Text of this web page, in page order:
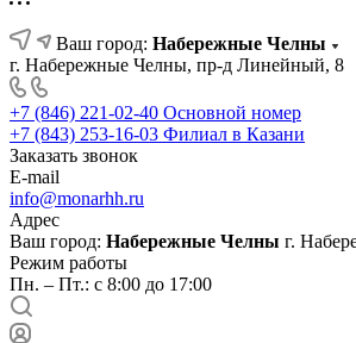
Ваш город: Набережные Челны
г. Набережные Челны, пр-д Линейный, 8
+7 (846) 221-02-40 Основной номер
+7 (843) 253-16-03 Филиал в Казани
Заказать звонок
E-mail
info@monarhh.ru
Адрес
Ваш город: Набережные Челны г.
Режим работы
Пн. – Пт.: с 8:00 до 17:00